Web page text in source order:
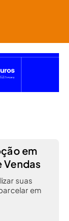
em
Vendas
suas
em